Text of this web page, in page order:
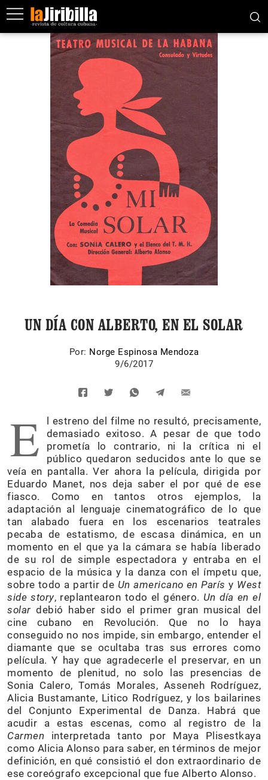
UN DÍA CON ALBERTO, EN EL SOLAR
Por: Norge Espinosa Mendoza
9/6/2017
E
l estreno del filme no resultó, precisamente,
demasiado exitoso. A pesar de que todo
prometía lo contrario, ni la crítica ni el
público quedaron seducidos ante lo que se
veía en pantalla. Ver ahora la película, dirigida por
Eduardo Manet, nos deja saber el por qué de ese
fiasco. Como en tantos otros ejemplos, la
adaptación al lenguaje cinematográfico de lo que
tan alabado fuera en los escenarios teatrales
pecaba de estatismo, de escasa dinámica, en un
momento en el que ya la cámara se había liberado
de su rol de simple espectadora y entraba en el
espacio de la música y la danza con el ímpetu que,
sobre todo a partir de Un americano en París y West
side story, replantearon todo el género. Un día en el
solardebió haber sido el primer gran musical del
cine cubano en Revolución. Que no lo haya
conseguido no nos impide, sin embargo, entender el
diamante que se ocultaba tras sus errores como
película. Y hay que agradecerle el preservar, en un
momento de plenitud, no solo las presencias de
Sonia Calero, Tomás Morales, Asseneh Rodríguez,
Alicia Bustamante, Litico Rodríguez, y los bailarines
del Conjunto Experimental de Danza. Habrá que
acudir a estas escenas, como al registro de la
Carmen interpretada tanto por Maya Plisestkaya
como Alicia Alonso para saber, en términos de mejor
definición, en qué consistió el don extraordinario de
ese coreógrafo excepcional que fue Alberto Alonso.